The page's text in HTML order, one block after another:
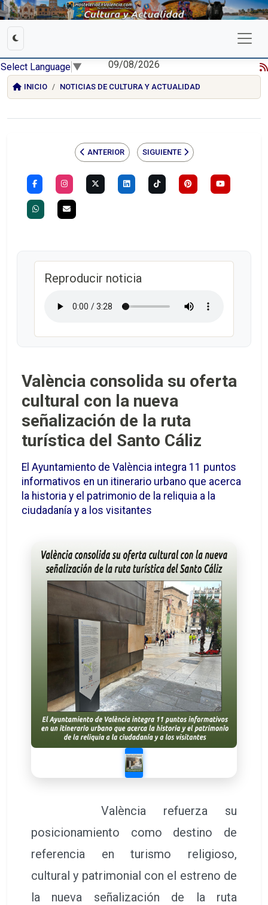
Select Language ▼ 09/08/2026
INICIO NOTICIAS DE CULTURA Y ACTUALIDAD
ANTERIOR SIGUIENTE
Reproducir noticia
València consolida su oferta
cultural con la nueva
señalización de la ruta
turística del Santo Cáliz
El Ayuntamiento de València integra 11 puntos
informativos en un itinerario urbano que acerca
la historia y el patrimonio de la reliquia a la
ciudadanía y a los visitantes
València refuerza su
posicionamiento como destino de
referencia en turismo religioso,
cultural y patrimonial con el estreno de
la nueva señalización de la ruta